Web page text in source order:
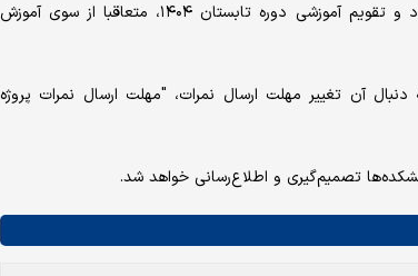
در آینده نزدیک انجام خواهد پذیرفت. در خصوص زمانبندی ثبت‌نام مجدد و تقویم آموزشی دوره تابستان ۱۴۰۴، متعاقبا از سوی آموزش
آن تغییر مهلت ارسال نمرات، "مهلت ارسال نمرات پروژه
تصمیم‌گیری و اطلاع‌رسانی خواهد شد.